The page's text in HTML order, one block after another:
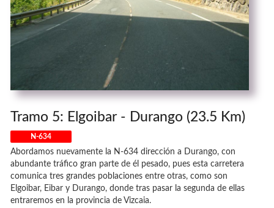
Tramo 5: Elgoibar - Durango (23.5 Km)
N-634
Abordamos nuevamente la N-634 dirección a Durango, con
abundante tráfico gran parte de él pesado, pues esta carretera
comunica tres grandes poblaciones entre otras, como son
Elgoibar, Eibar y Durango, donde tras pasar la segunda de ellas
entraremos en la provincia de Vizcaia.